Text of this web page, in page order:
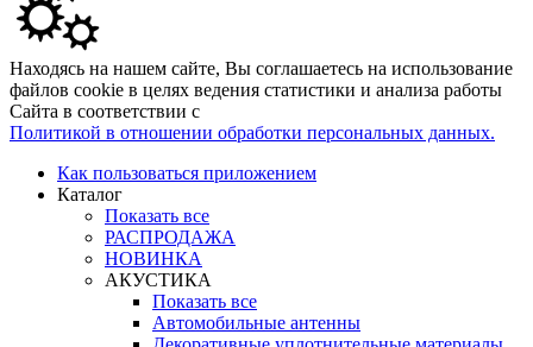
Находясь на нашем сайте, Вы соглашаетесь на использование
файлов cookie в целях ведения статистики и анализа работы
Сайта в соответствии с
Политикой в отношении обработки персональных данных.
Как пользоваться приложением
Каталог
Показать все
РАСПРОДАЖА
НОВИНКА
АКУСТИКА
Показать все
Автомобильные антенны